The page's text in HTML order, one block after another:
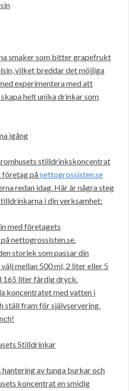
smaker som bitter grapefrukt
vilket breddar det möjliga
experimentera med att
helt unika drinkar som
igång
stilldrinkskoncentrat
företag pånettogrossisten.se
redan idag. Här är några steg
i din verksamhet:
med företagets
nettogrossisten.se.
storlek som passar din
mellan 500 ml, 2 liter eller 5
165 liter färdig dryck.
koncentratet med vatten i
ställ fram för självservering.
Stilldrinkar
av tunga burkar och
koncentrat en smidig